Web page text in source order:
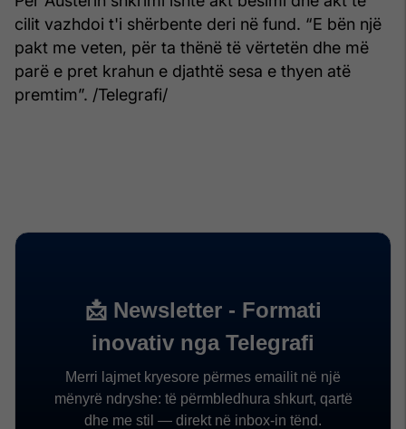
cilit vazhdoi t'i shërbente deri në fund. “E bën një
pakt me veten, për ta thënë të vërtetën dhe më
parë e pret krahun e djathtë sesa e thyen atë
premtim”. /Telegrafi/